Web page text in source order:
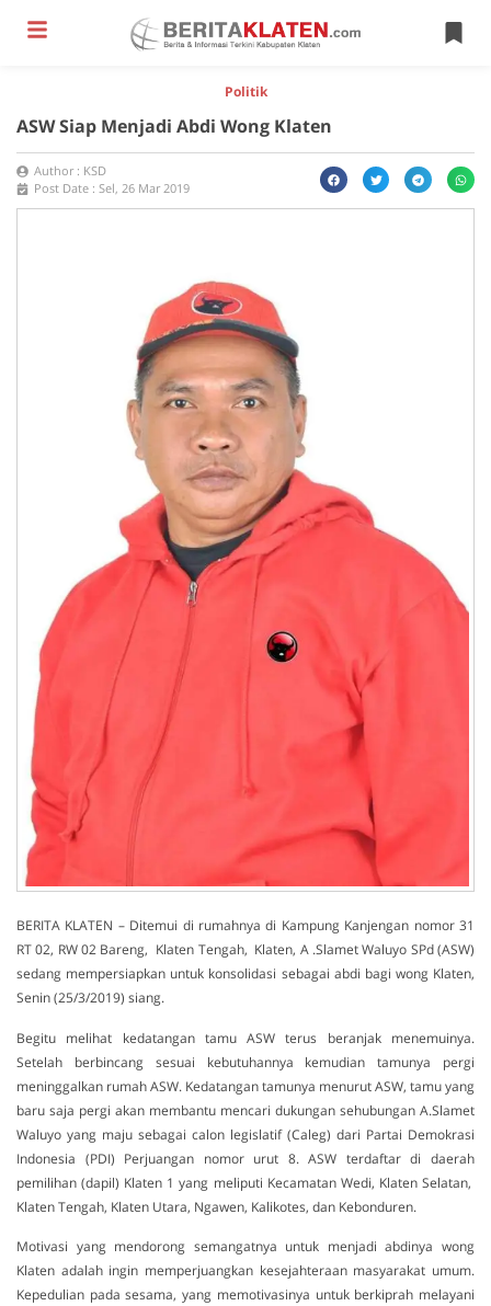
Politik
ASW Siap Menjadi Abdi Wong Klaten
Author : KSD
Post Date : Sel, 26 Mar 2019
BERITA KLATEN – Ditemui di rumahnya di Kampung Kanjengan nomor 31
RT 02, RW 02 Bareng, Klaten Tengah, Klaten, A .Slamet Waluyo SPd (ASW)
sedang mempersiapkan untuk konsolidasi sebagai abdi bagi wong Klaten,
Senin (25/3/2019) siang.
Begitu melihat kedatangan tamu ASW terus beranjak menemuinya.
Setelah berbincang sesuai kebutuhannya kemudian tamunya pergi
meninggalkan rumah ASW. Kedatangan tamunya menurut ASW, tamu yang
baru saja pergi akan membantu mencari dukungan sehubungan A.Slamet
Waluyo yang maju sebagai calon legislatif (Caleg) dari Partai Demokrasi
Indonesia (PDI) Perjuangan nomor urut 8. ASW terdaftar di daerah
pemilihan (dapil) Klaten 1 yang meliputi Kecamatan Wedi, Klaten Selatan,
Klaten Tengah, Klaten Utara, Ngawen, Kalikotes, dan Kebonduren.
Motivasi yang mendorong semangatnya untuk menjadi abdinya wong
Klaten adalah ingin memperjuangkan kesejahteraan masyarakat umum.
Kepedulian pada sesama, yang memotivasinya untuk berkiprah melayani